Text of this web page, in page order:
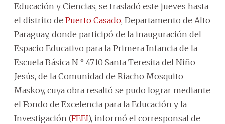
Educación y Ciencias, se trasladó este jueves hasta
el distrito de Puerto Casado, Departamento de Alto
Paraguay, donde participó de la inauguración del
Espacio Educativo para la Primera Infancia de la
Escuela Básica N ° 4710 Santa Teresita del Niño
Jesús, de la Comunidad de Riacho Mosquito
Maskoy, cuya obra resaltó se pudo lograr mediante
el Fondo de Excelencia para la Educación y la
Investigación (FEEI), informó el corresponsal de